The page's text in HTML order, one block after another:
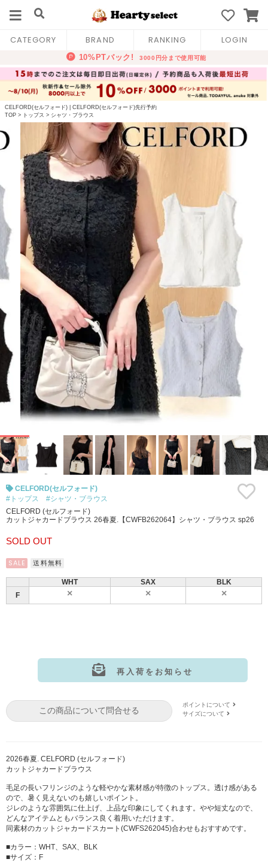
CATEGORY BRAND RANKING LOGIN
CELFORD(セルフォード)
CELFORD(セルフォード)先行予約
TOP > トップス > シャツ・ブラウス
CELFORD(セルフォード)
#トップス
#シャツ・ブラウス
CELFORD (セルフォード)
カットジャカードブラウス 26春夏.【CWFB262064】シャツ・ブラウス sp26
SOLD OUT
SALE 送料無料
WHT SAX
BLK
F
再入荷をお知らせ
サイズ:F カラー: SAX
この商品について問合せる
ポイントについて
サイズについて
2026春夏. CELFORD (セルフォード)
カットジャカードブラウス
毛足の長いフリンジのような軽やかな素材感が特徴のトップス。透け感がある
ので、暑く見えないのも嬉しいポイント。
ジレのような雰囲気に仕上げ、上品な印象にしてくれます。やや短丈なので、
どんなアイテムともバランス良く着用いただけます。
同素材のカットジャカードスカート(CWFS262045)合わせもおすすめです。
■カラー：WHT、SAX、BLK
■サイズ：F